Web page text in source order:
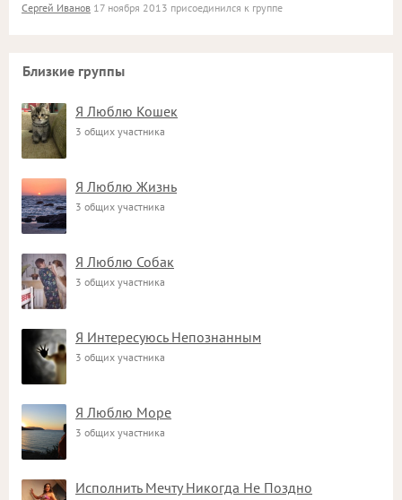
Сергей Иванов 17 ноября 2013 присоединился к группе
Близкие группы
Я Люблю Кошек
3 общих участника
Я Люблю Жизнь
3 общих участника
Я Люблю Собак
3 общих участника
Я Интересуюсь Непознанным
3 общих участника
Я Люблю Море
3 общих участника
Исполнить Мечту Никогда Не Поздно